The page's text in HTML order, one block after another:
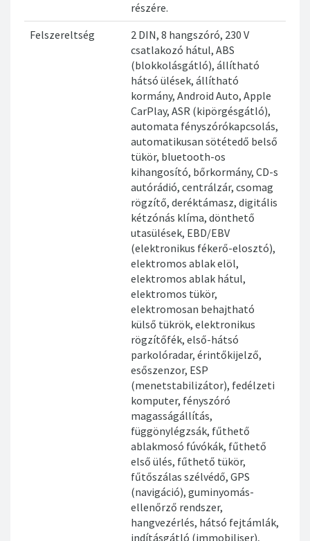
részére.
Felszereltség
2 DIN, 8 hangszóró, 230 V
csatlakozó hátul, ABS
(blokkolásgátló), állítható
hátsó ülések, állítható
kormány, Android Auto, Apple
CarPlay, ASR (kipörgésgátló),
automata fényszórókapcsolás,
automatikusan sötétedő belső
tükör, bluetooth-os
kihangosító, bőrkormány, CD-s
autórádió, centrálzár, csomag
rögzítő, deréktámasz, digitális
kétzónás klíma, dönthető
utasülések, EBD/EBV
(elektronikus fékerő-elosztó),
elektromos ablak elöl,
elektromos ablak hátul,
elektromos tükör,
elektromosan behajtható
külső tükrök, elektronikus
rögzítőfék, első-hátsó
parkolóradar, érintőkijelző,
esőszenzor, ESP
(menetstabilizátor), fedélzeti
komputer, fényszóró
magasságállítás,
függönylégzsák, fűthető
ablakmosó fúvókák, fűthető
első ülés, fűthető tükör,
fűtőszálas szélvédő, GPS
(navigáció), guminyomás-
ellenőrző rendszer,
hangvezérlés, hátsó fejtámlák,
indításgátló (immobiliser),